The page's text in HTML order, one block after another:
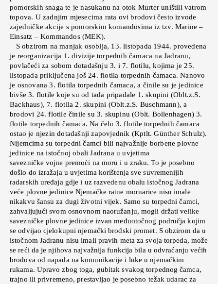
pomorskih snaga te je nasukanu na otok Murter uništili vatrom
topova. U zadnjim mjesecima rata ovi brodovi često izvode
zajedničke akcije s pomorskim komandosima iz tzv. Marine –
Einsatz – Kommandos (MEK).
S obzirom na manjak osoblja, 13. listopada 1944. provedena
je reorganizacija 1. divizije torpednih čamaca na Jadranu,
povlačeći za sobom dotadašnju 3. i 7. flotilu, kojima je 25.
listopada priključena još 24. flotila torpednih čamaca. Nanovo
je osnovana 3. flotila torpednih čamaca, a činile su je jedinice
bivše 3. flotile koje su od tada pripadale 1. skupini (Oblt.z.S.
Backhaus), 7. flotila 2. skupini (Oblt.z.S. Buschmann), a
brodovi 24. flotile činile su 3. skupinu (Oblt. Bollenhagen) 3.
flotile torpednih čamaca. Na čelu 3. flotile torpednih čamaca
ostao je njezin dotadašnji zapovjednik (Kptlt. Günther Schulz).
Nijemcima su torpedni čamci bili najvažnije borbene plovne
jedinice na istočnoj obali Jadrana u uvjetima
savezničke vojne premoći na moru i u zraku. To je posebno
došlo do izražaja u uvjetima korištenja sve suvremenijih
radarskih uređaja gdje i uz razvedenu obalu istočnog Jadrana
veće plovne jedinice Njemačke ratne mornarice nisu imale
nikakvu šansu za dugi životni vijek. Samo su torpedni čamci,
zahvaljujući svom osnovnom naoružanju, mogli držati velike
savezničke plovne jedinice izvan međuotočnog područja kojim
se odvijao cjelokupni njemački brodski promet. S obzirom da u
istočnom Jadranu nisu imali pravih meta za svoja torpeda, može
se reći da je njihova najvažnija funkcija bila u odvraćanju većih
brodova od napada na komunikacije i luke u njemačkim
rukama. Upravo zbog toga, gubitak svakog torpednog čamca,
trajno ili privremeno, prestavljao je posebno težak udarac za